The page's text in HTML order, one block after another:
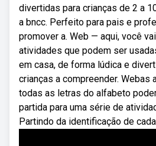
divertidas para crianças de 2 a
a bncc. Perfeito para pais e
promover a. Web — aqui, você
atividades que podem ser
em casa, de forma lúdica e
crianças a compreender. Webas
todas as letras do alfabeto
partida para uma série de
Partindo da identificação de